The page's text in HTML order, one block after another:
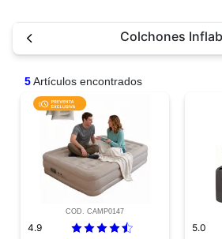
Colchones
5Artículos encontrados
COD. CAMP0147
4.9
5.0